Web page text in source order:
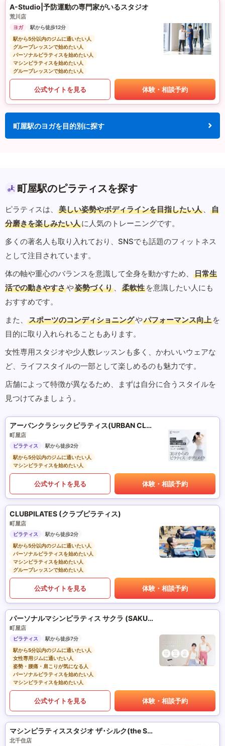
A-Studio|予防運動の専門家がいるスタジオ
荒川店
ヨガ
駅から徒歩12分
駅から5分以内のジムに通いたい人
グループレッスンで始めたい人
パーソナルピラティスを始めたい人
マシンピラティスを始めたい人
グループレッスンで始めたい人
公式サイトを見る 体験・相談予約
町屋駅のヨガを目的別に探す
町屋駅のピラティスを探す
ピラティスは、 美しい姿勢やボディラインを目指したい人 、
自
分磨きを楽しみたい人に人気のトレーニングです。
多くの著名人も取り入れており、SNSでも話題のフィットネス
として注目されています。
体の軸や重心のバランスを意識して全身を動かすため、
日常生
活での動きやすさや姿勢づくり 、 柔軟性 を意識したい人にも
おすすめです。
また、
スポーツのコンディショニングやパフォーマンス向上 を
目的に取り入れられることもあります。
女性専用スタジオや少人数レッスンも多く、かわいいウェアな
ど、ライフスタイルの一部として楽しめるのも魅力です。
店舗によって特徴が異なるため、まずは自分に合うスタイルを
見つけてみましょう。
アーバンクラシックピラティス(URBAN CLASSIC PILATES)
町屋店
ピラティス
駅から徒歩2分
駅から5分以内のジムに通いたい人
マシンピラティスを始めたい人
公式サイトを見る 体験・相談予約
CLUBPILATES (クラブピラティス)
町屋店
ピラティス
駅から徒歩2分
駅から5分以内のジムに通いたい人
パーソナルピラティスを始めたい人
マシンピラティスを始めたい人
グループレッスンで始めたい人
公式サイトを見る 体験・相談予約
パーソナルマシンピラティス サクラ (SAKURA)
町屋店
ピラティス
駅から徒歩7分
駅から5分以内のジムに通いたい人
女性専用ジムに通いたい人
姿勢・腰痛・肩こりが気になる人
パーソナルピラティスを始めたい人
マシンピラティスを始めたい人
公式サイトを見る 体験・相談予約
マシンピラティススタジオ ザ･シルク(the SILK)
北千住店